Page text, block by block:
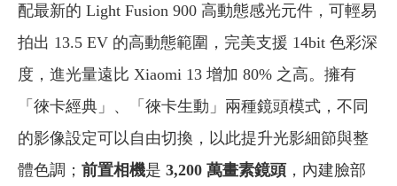
配最新的 Light Fusion 900 高動態感光元件，可輕易
拍出 13.5 EV 的高動態範圍，完美支援 14bit 色彩深
度，進光量遠比 Xiaomi 13 增加 80% 之高。擁有
「徠卡經典」、「徠卡生動」兩種鏡頭模式，不同
的影像設定可以自由切換，以此提升光影細節與整
體色調； 前置相機是 3,200 萬畫素鏡頭，內建臉部